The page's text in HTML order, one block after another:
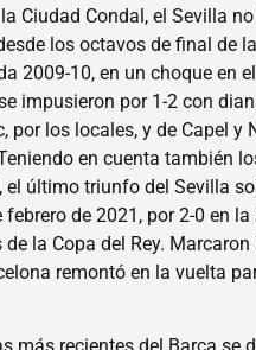
Ciudad Condal, el Sevilla
los octavos de final de
2009-10, en un choque en
impusieron por 1-2 con
por los locales, y de Capel y
en cuenta también
el último triunfo del Sevilla
febrero de 2021, por 2-0 en
la Copa del Rey.
remontó en la vuelta